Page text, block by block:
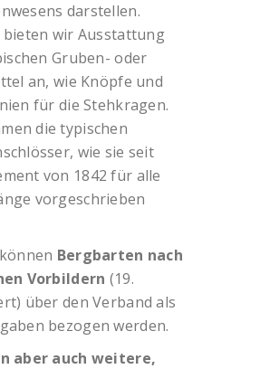
darstellen.
wir Ausstattung
Gruben- oder
an, wie Knöpfe und
für die Stehkragen.
die typischen
wie sie seit
von 1842 für alle
vorgeschrieben
Bergbarten nach
Vorbildern (19.
über den Verband als
bezogen werden.
aber auch weitere,